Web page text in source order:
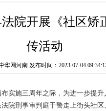
法院开展《社区矫
传活动
华网河南 发布时间：2023-07-04
实施三周年之际，为进一步提
院刑事审判庭干警走上街头社区